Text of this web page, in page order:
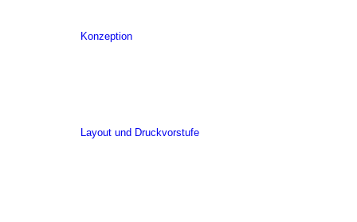
Konzeption
Layout und Druckvorstufe